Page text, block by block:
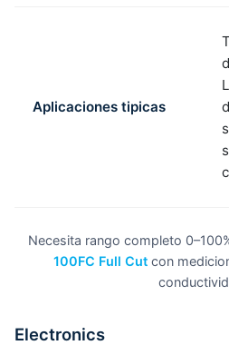
Aplicaciones tipicas
Necesita rango completo
100FC Full Cut con
Electronics